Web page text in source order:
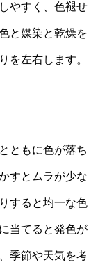
やすく、色褪せ
と媒染と乾燥を
を左右します。
ともに色が落ち
すとムラが少な
すると均一な色
当てると発色が
季節や天気を考